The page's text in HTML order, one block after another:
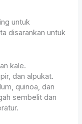
untuk
disarankan untuk
kale.
dan alpukat.
quinoa, dan
sembelit dan